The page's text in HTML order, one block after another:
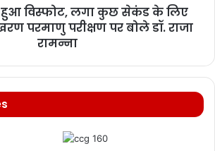
हुआ विस्फोट, लगा कुछ सेकंड के लिए
परमाणु परीक्षण पर बोले डॉ. राजा
रामन्ना